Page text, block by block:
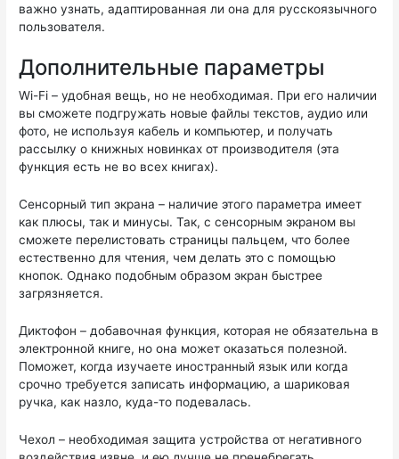
важно узнать, адаптированная ли она для русскоязычного
пользователя.
Дополнительные параметры
Wi-Fi – удобная вещь, но не необходимая. При его наличии
вы сможете подгружать новые файлы текстов, аудио или
фото, не используя кабель и компьютер, и получать
рассылку о книжных новинках от производителя (эта
функция есть не во всех книгах).
Сенсорный тип экрана – наличие этого параметра имеет
как плюсы, так и минусы. Так, с сенсорным экраном вы
сможете перелистовать страницы пальцем, что более
естественно для чтения, чем делать это с помощью
кнопок. Однако подобным образом экран быстрее
загрязняется.
Диктофон – добавочная функция, которая не обязательна в
электронной книге, но она может оказаться полезной.
Поможет, когда изучаете иностранный язык или когда
срочно требуется записать информацию, а шариковая
ручка, как назло, куда-то подевалась.
Чехол – необходимая защита устройства от негативного